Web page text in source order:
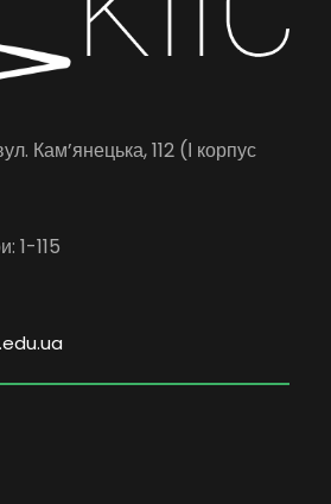
Кам’янецька, 112 (І корпус
1-115